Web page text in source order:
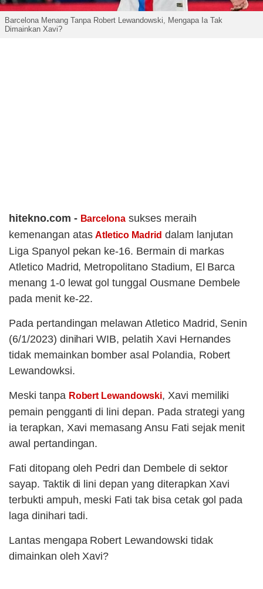
Barcelona Menang Tanpa Robert Lewandowski, Mengapa Ia Tak
Dimainkan Xavi?
hitekno.com - Barcelona sukses meraih
kemenangan atasAtletico Madrid dalam lanjutan
Liga Spanyol pekan ke-16. Bermain di markas
Atletico Madrid, Metropolitano Stadium, El Barca
menang 1-0 lewat gol tunggal Ousmane Dembele
pada menit ke-22.
Pada pertandingan melawan Atletico Madrid, Senin
(6/1/2023) dinihari WIB, pelatih Xavi Hernandes
tidak memainkan bomber asal Polandia, Robert
Lewandowksi.
Meski tanpa Robert Lewandowski, Xavi memiliki
pemain pengganti di lini depan. Pada strategi yang
ia terapkan, Xavi memasang Ansu Fati sejak menit
awal pertandingan.
Fati ditopang oleh Pedri dan Dembele di sektor
sayap. Taktik di lini depan yang diterapkan Xavi
terbukti ampuh, meski Fati tak bisa cetak gol pada
laga dinihari tadi.
Lantas mengapa Robert Lewandowski tidak
dimainkan oleh Xavi?